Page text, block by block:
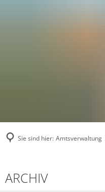
Sie sind hier: Amtsverwaltung
ARCHIV